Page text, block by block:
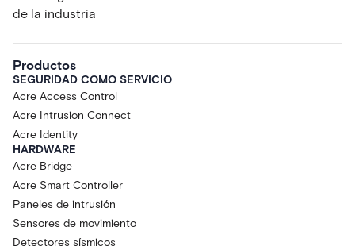
de la industria
Productos
SEGURIDAD COMO SERVICIO
Acre Access Control
Acre Intrusion Connect
Acre Identity
HARDWARE
Acre Bridge
Acre Smart Controller
Paneles de intrusión
Sensores de movimiento
Detectores sísmicos